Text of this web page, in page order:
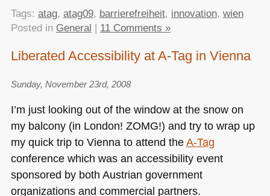
Tags: atag, atag09, barrierefreiheit, innovation, wien
Posted in General | 11 Comments »
Liberated Accessibility at A-Tag in Vienna
Sunday, November 23rd, 2008
I’m just looking out of the window at the snow on
my balcony (in London! ZOMG!) and try to wrap up
my quick trip to Vienna to attend theA-Tag
conference which was an accessibility event
sponsored by both Austrian government
organizations and commercial partners.